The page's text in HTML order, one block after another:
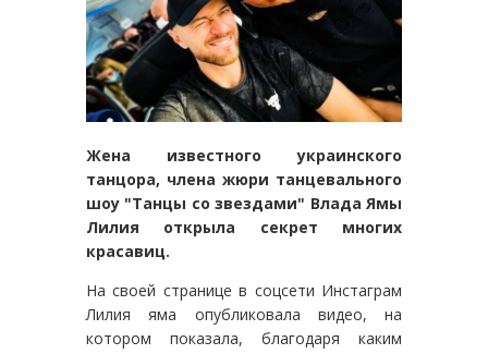
Жена известного украинского
танцора, члена жюри танцевального
шоу "Танцы со звездами" Влада Ямы
Лилия открыла секрет многих
красавиц.
На своей странице в соцсети Инстаграм
Лилия яма опубликовала видео, на
котором показала, благодаря каким